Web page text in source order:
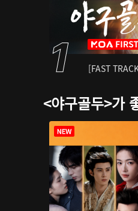
[FAST
<야구골두>가